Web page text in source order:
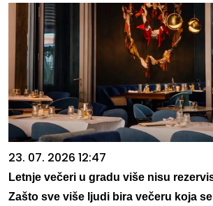
23. 07. 2026 12:47
Letnje večeri u gradu više nisu
Zašto sve više ljudi bira večeru koja